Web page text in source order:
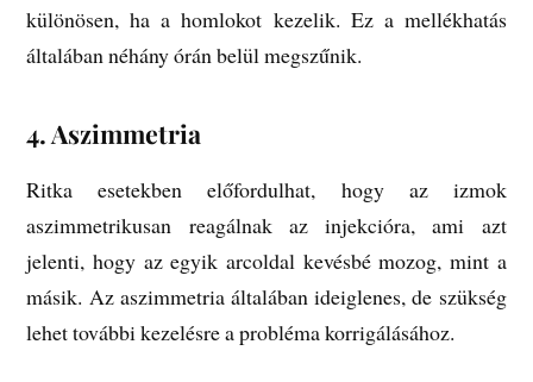
különösen, ha a homlokot kezelik. Ez a mellékhatás
általában néhány órán belül megszűnik.
4.Aszimmetria
Ritka esetekben előfordulhat, hogy az izmok
aszimmetrikusan reagálnak az injekcióra, ami azt
jelenti, hogy az egyik arcoldal kevésbé mozog, mint a
másik. Az aszimmetria általában ideiglenes, de szükség
lehet további kezelésre a probléma korrigálásához.